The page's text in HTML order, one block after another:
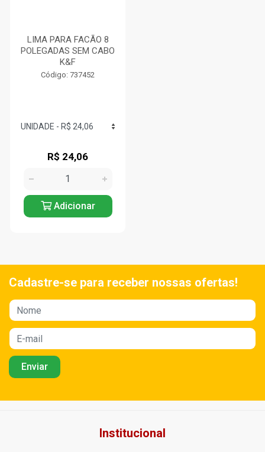
LIMA PARA FACÃO 8
POLEGADAS SEM CABO
K&F
Código: 737452
R$ 24,06
Adicionar
Cadastre-se para receber nossas ofertas!
Institucional